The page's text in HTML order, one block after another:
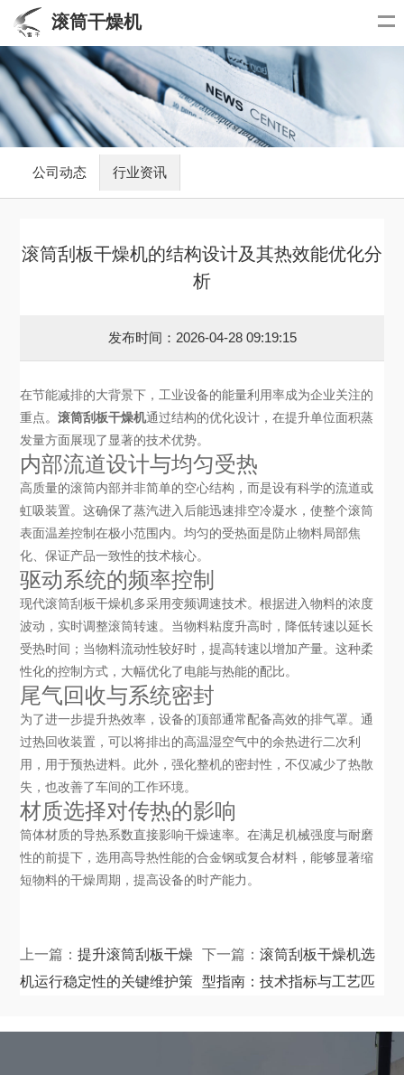
滚筒干燥机
公司动态 行业资讯
滚筒刮板干燥机的结构设计及其热效能优化分
析
发布时间：2026-04-28 09:19:15
在节能减排的大背景下，工业设备的能量利用率成为企业关注的
重点。滚筒刮板干燥机通过结构的优化设计，在提升单位面积蒸
发量方面展现了显著的技术优势。
内部流道设计与均匀受热
高质量的滚筒内部并非简单的空心结构，而是设有科学的流道或
虹吸装置。这确保了蒸汽进入后能迅速排空冷凝水，使整个滚筒
表面温差控制在极小范围内。均匀的受热面是防止物料局部焦
化、保证产品一致性的技术核心。
驱动系统的频率控制
现代滚筒刮板干燥机多采用变频调速技术。根据进入物料的浓度
波动，实时调整滚筒转速。当物料粘度升高时，降低转速以延长
受热时间；当物料流动性较好时，提高转速以增加产量。这种柔
性化的控制方式，大幅优化了电能与热能的配比。
尾气回收与系统密封
为了进一步提升热效率，设备的顶部通常配备高效的排气罩。通
过热回收装置，可以将排出的高温湿空气中的余热进行二次利
用，用于预热进料。此外，强化整机的密封性，不仅减少了热散
失，也改善了车间的工作环境。
材质选择对传热的影响
筒体材质的导热系数直接影响干燥速率。在满足机械强度与耐磨
性的前提下，选用高导热性能的合金钢或复合材料，能够显著缩
短物料的干燥周期，提高设备的时产能力。
上一篇：提升滚筒刮板干燥
机运行稳定性的关键维护策
下一篇： 滚筒刮板干燥机选
型指南：技术指标与工艺匹